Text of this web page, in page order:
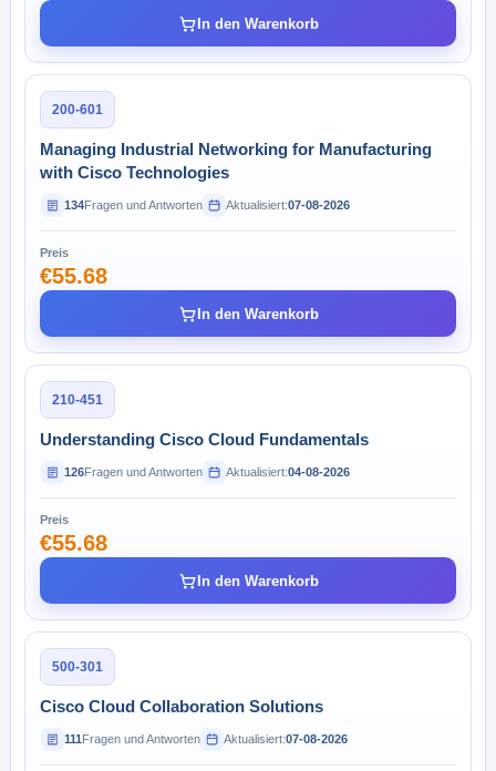
In den Warenkorb
200-601
Managing Industrial Networking for Manufacturing
with Cisco Technologies
134Fragen und Antworten Aktualisiert:07-08-2026
Preis
€55.68
In den Warenkorb
210-451
Understanding Cisco Cloud Fundamentals
126Fragen und Antworten Aktualisiert:04-08-2026
Preis
€55.68
In den Warenkorb
500-301
Cisco Cloud Collaboration Solutions
111Fragen und Antworten Aktualisiert:07-08-2026